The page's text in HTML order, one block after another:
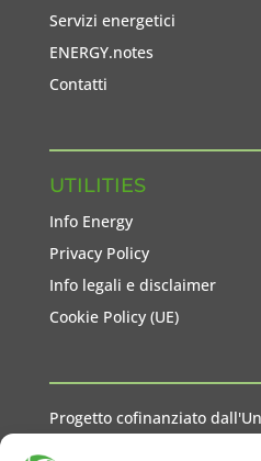
Servizi energetici
ENERGY.notes
Contatti
UTILITIES
Info Energy
Privacy Policy
Info legali e disclaimer
Cookie Policy (UE)
Progetto cofinanziato